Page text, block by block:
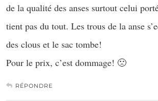
de la qualité des anses surtout celui
tient pas du tout. Les trous de la anse
des clous et le sac tombe!
Pour le prix, c’est dommage! 🙁
RÉPONDRE